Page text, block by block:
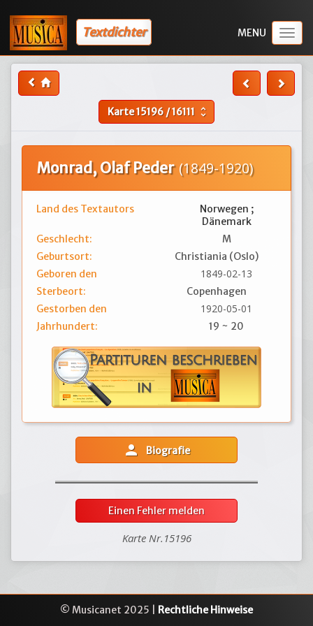
Textdichter
Karte15196/16111 unfold_more
Monrad, Olaf Peder(1849-1920)
Land des Textautors
Norwegen ;
Dänemark
Geschlecht:
M
Geburtsort:
Christiania (Oslo)
Geboren den
1849-02-13
Sterbeort:
Copenhagen
Gestorben den
1920-05-01
Jahrhundert: 19 ~ 20
person Biografie
Einen Fehler melden
Karte Nr.15196
© Musicanet 2025 | Rechtliche Hinweise